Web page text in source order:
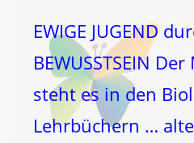
EWIGE JUGEND
BEWUSSTSEIN
steht es in den
Lehrbüchern …